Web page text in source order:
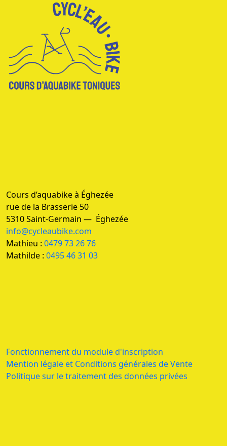
Cours d’aquabike à Éghezée
rue de la Brasserie 50
5310 Saint-Germain — Éghezée
info@cycleaubike.com
Mathieu : 0479 73 26 76
Mathilde : 0495 46 31 03
Fonctionnement du module d'inscription
Mention légale et Conditions générales de Vente
Politique sur le traitement des données privées